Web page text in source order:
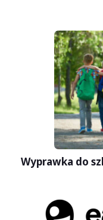
Wyprawka do